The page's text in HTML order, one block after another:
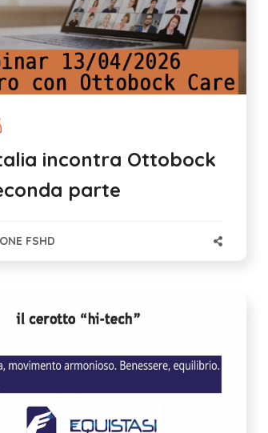
incontra Ottobock
parte
FSHD